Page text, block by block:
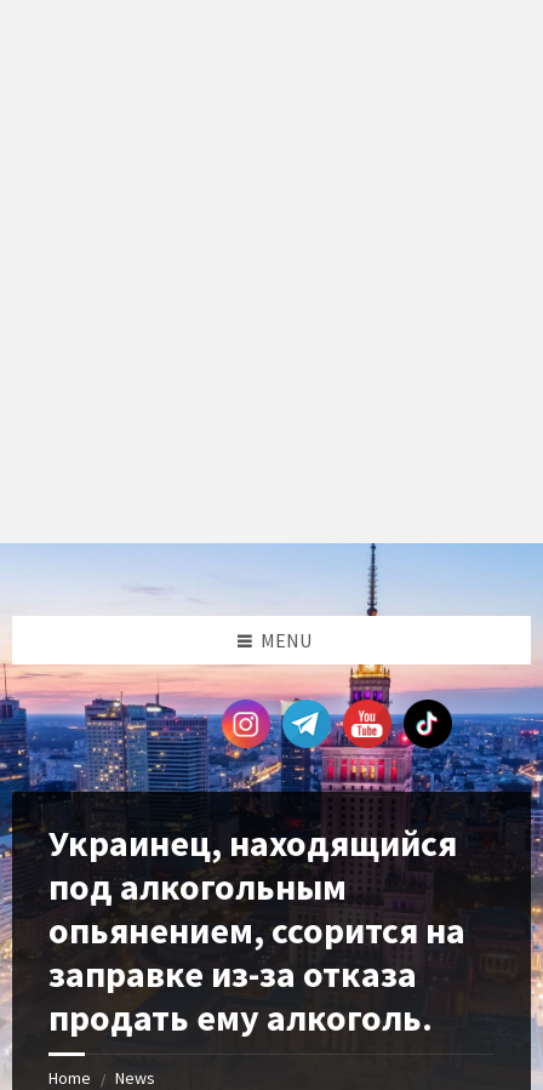
sidebar
sidebar
MENU
Украинец, находящийся
под алкогольным
опьянением, ссорится на
заправке из-за отказа
продать ему алкоголь.
Home / News